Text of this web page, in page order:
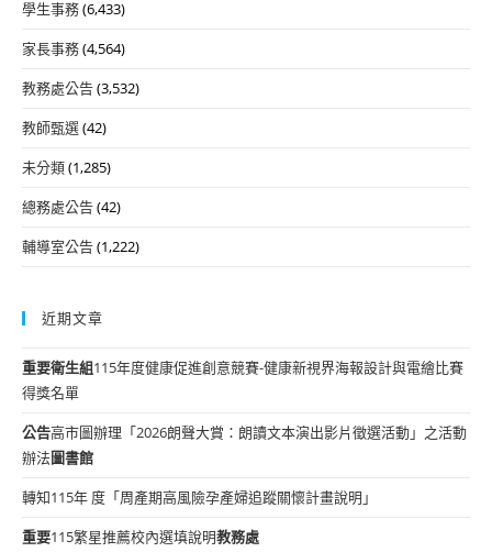
學生事務(6,433)
家長事務(4,564)
教務處公告(3,532)
教師甄選(42)
未分類(1,285)
總務處公告(42)
輔導室公告(1,222)
近期文章
重要衛生組115年度健康促進創意競賽-健康新視界海報設計與電繪比賽
得獎名單
公告高市圖辦理「2026朗聲大賞：朗讀文本演出影片徵選活動」之活動
辦法圖書館
轉知115年 度「周產期高風險孕產婦追蹤關懷計畫說明」
重要115繁星推薦校內選填說明教務處